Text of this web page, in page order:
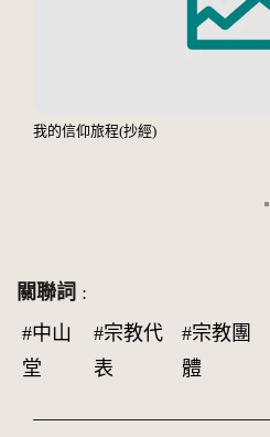
我的信仰旅程(抄經)
關聯詞 :
#中山
堂
#宗教代
表
#宗教團
體